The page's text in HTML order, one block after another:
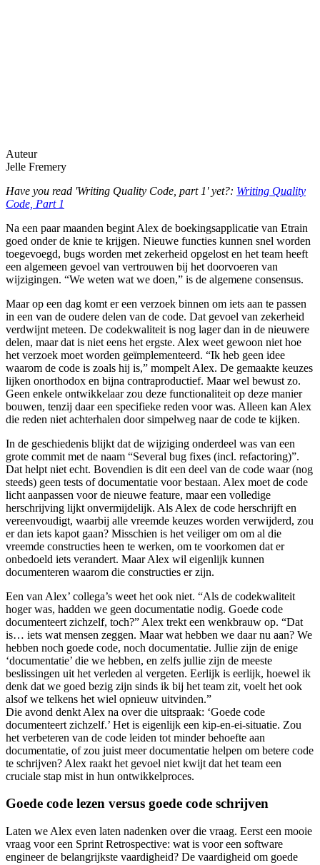
Auteur
Jelle Fremery
Have you read 'Writing Quality Code, part 1' yet?: Writing Quality
Code, Part 1
Na een paar maanden begint Alex de boekingsapplicatie van Etrain
goed onder de knie te krijgen. Nieuwe functies kunnen snel worden
toegevoegd, bugs worden met zekerheid opgelost en het team heeft
een algemeen gevoel van vertrouwen bij het doorvoeren van
wijzigingen. “We weten wat we doen,” is de algemene consensus.
Maar op een dag komt er een verzoek binnen om iets aan te passen
in een van de oudere delen van de code. Dat gevoel van zekerheid
verdwijnt meteen. De codekwaliteit is nog lager dan in de nieuwere
delen, maar dat is niet eens het ergste. Alex weet gewoon niet hoe
het verzoek moet worden geïmplementeerd. “Ik heb geen idee
waarom de code is zoals hij is,” mompelt Alex. De gemaakte keuzes
lijken onorthodox en bijna contraproductief. Maar wel bewust zo.
Geen enkele ontwikkelaar zou deze functionaliteit op deze manier
bouwen, tenzij daar een specifieke reden voor was. Alleen kan Alex
die reden niet achterhalen door simpelweg naar de code te kijken.
In de geschiedenis blijkt dat de wijziging onderdeel was van een
grote commit met de naam “Several bug fixes (incl. refactoring)”.
Dat helpt niet echt. Bovendien is dit een deel van de code waar (nog
steeds) geen tests of documentatie voor bestaan. Alex moet de code
licht aanpassen voor de nieuwe feature, maar een volledige
herschrijving lijkt onvermijdelijk. Als Alex de code herschrijft en
vereenvoudigt, waarbij alle vreemde keuzes worden verwijderd, zou
er dan iets kapot gaan? Misschien is het veiliger om om al die
vreemde constructies heen te werken, om te voorkomen dat er
onbedoeld iets verandert. Maar Alex wil eigenlijk kunnen
documenteren waarom die constructies er zijn.
Een van Alex’ collega’s weet het ook niet. “Als de codekwaliteit
hoger was, hadden we geen documentatie nodig. Goede code
documenteert zichzelf, toch?” Alex trekt een wenkbrauw op. “Dat
is… iets wat mensen zeggen. Maar wat hebben we daar nu aan? We
hebben noch goede code, noch documentatie. Jullie zijn de enige
‘documentatie’ die we hebben, en zelfs jullie zijn de meeste
beslissingen uit het verleden al vergeten. Eerlijk is eerlijk, hoewel ik
denk dat we goed bezig zijn sinds ik bij het team zit, voelt het ook
alsof we telkens het wiel opnieuw uitvinden.”
Die avond denkt Alex na over die uitspraak: ‘Goede code
documenteert zichzelf.’ Het is eigenlijk een kip-en-ei-situatie. Zou
het verbeteren van de code leiden tot minder behoefte aan
documentatie, of zou juist meer documentatie helpen om betere code
te schrijven? Alex raakt het gevoel niet kwijt dat het team een
cruciale stap mist in hun ontwikkelproces.
Goede code lezen versus goede code schrijven
Laten we Alex even laten nadenken over die vraag. Eerst een mooie
vraag voor een Sprint Retrospective: wat is voor een software
engineer de belangrijkste vaardigheid? De vaardigheid om goede